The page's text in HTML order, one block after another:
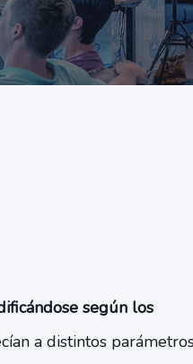
según los
a distintos